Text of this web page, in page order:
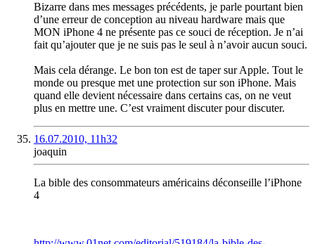
Bizarre dans mes messages précédents, je parle pourtant bien
d’une erreur de conception au niveau hardware mais que
MON iPhone 4 ne présente pas ce souci de réception. Je n’ai
fait qu’ajouter que je ne suis pas le seul à n’avoir aucun souci.
Mais cela dérange. Le bon ton est de taper sur Apple. Tout le
monde ou presque met une protection sur son iPhone. Mais
quand elle devient nécessaire dans certains cas, on ne veut
plus en mettre une. C’est vraiment discuter pour discuter.
16.07.2010, 11h32
joaquin
La bible des consommateurs américains déconseille l’iPhone
4